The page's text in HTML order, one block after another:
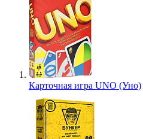
Карточная игра UNO (Уно)